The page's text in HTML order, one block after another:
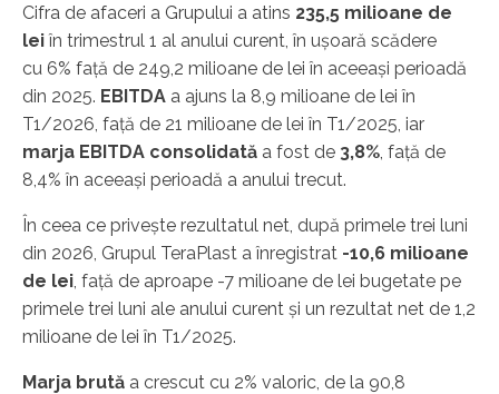
Cifra de afaceri a Grupului a atins 235,5 milioane de
leiîn trimestrul 1 al anului curent, în ușoară scădere
cu 6% față de 249,2 milioane de lei în aceeași perioadă
din 2025. EBITDA a ajuns la 8,9 milioane de lei în
T1/2026, față de 21 milioane de lei în T1/2025, iar
marja EBITDA consolidată a fost de 3,8% , față de
8,4% în aceeași perioadă a anului trecut.
În ceea ce privește rezultatul net, după primele trei luni
din 2026, Grupul TeraPlast a înregistrat -10,6 milioane
de lei , față de aproape -7 milioane de lei bugetate pe
primele trei luni ale anului curent și un rezultat net de 1,2
milioane de lei în T1/2025.
Marja brută a crescut cu 2% valoric, de la 90,8